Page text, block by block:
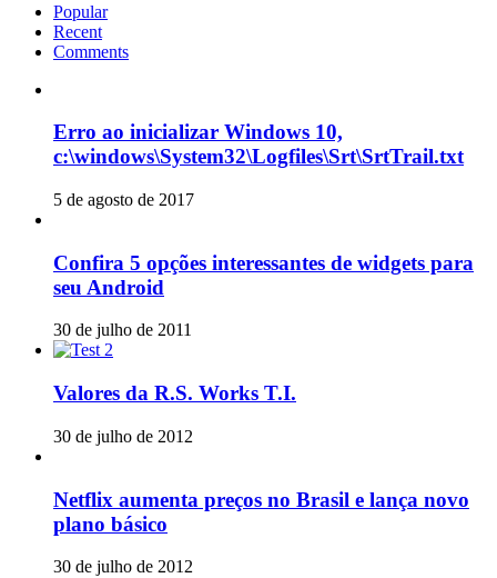
Popular
Recent
Comments
Erro ao inicializar Windows 10,
c:\windows\System32\Logfiles\Srt\SrtTrail.txt
5 de agosto de 2017
Confira 5 opções interessantes de widgets para
seu Android
30 de julho de 2011
Valores da R.S. Works T.I.
30 de julho de 2012
Netflix aumenta preços no Brasil e lança novo
plano básico
30 de julho de 2012